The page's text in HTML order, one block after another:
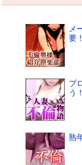
メ
要
プ
う！
熟